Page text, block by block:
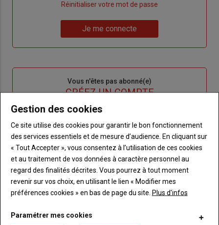
de
Réinitialiser votre mot de passe
me
Je me connecte
Vous n'êtes pas abonné(e)
TITRE CRÉEZ UN COMPTE
compte pour accéder à tout Terre de
Touraine.
Lien Créez un compte
Gestion des cookies
Ce site utilise des cookies pour garantir le bon fonctionnement
des services essentiels et de mesure d’audience. En cliquant sur
« Tout Accepter », vous consentez à l’utilisation de ces cookies
et au traitement de vos données à caractère personnel au
regard des finalités décrites. Vous pourrez à tout moment
revenir sur vos choix, en utilisant le lien « Modifier mes
préférences cookies » en bas de page du site. Plus d'infos
Paramétrer mes cookies